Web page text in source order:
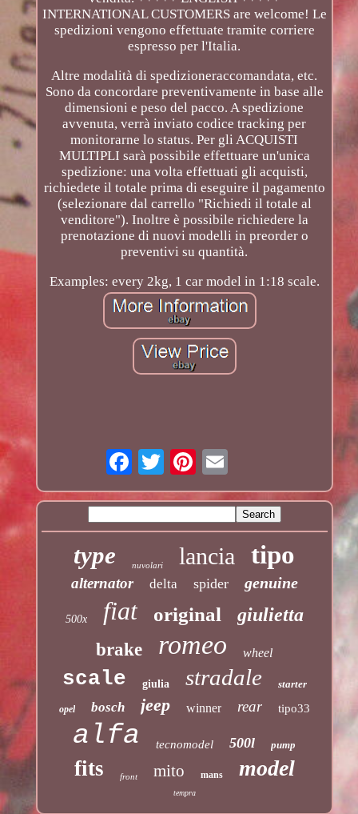
INTERNATIONAL CUSTOMERS are welcome! Le
spedizioni vengono effettuate tramite corriere
espresso per l'Italia.
Altre modalità di spedizioneraccomandata, etc.
Sono da concordare preventivamente in base alle
dimensioni e peso del pacco. A spedizione
avvenuta, verrà inviato codice tracking per
monitorarne lo status. Per gli ACQUISTI
MULTIPLI sarà possibile effettuare un'unica
spedizione: una volta effettuati gli acquisti,
richiedete il totale prima di eseguire il pagamento
(selezionare dal carrello "Richiedi il totale al
venditore"). Inoltre è possibile richiedere la
prenotazione di nuovi modelli in preorder o
preventivi su quantità.
Examples: every 2kg, 1 car model in 1:18 scale.
type nuvolari lancia tipo
alternator delta spider genuine
500x fiat original giulietta
brake romeo wheel
scale giulia stradale starter
opel bosch jeep winner rear tipo33
alfa tecnomodel 500l pump
fits front mito mans model
tempra